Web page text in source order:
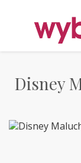
Disney